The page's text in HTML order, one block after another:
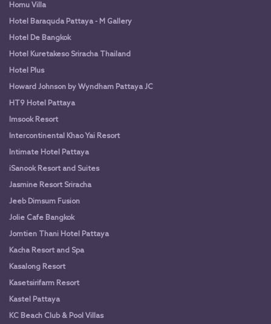
Homu Villa
Hotel Baraquda Pattaya - M Gallery
Hotel De Bangkok
Hotel Kuretakeso Sriracha Thailand
Hotel Plus
Howard Johnson by Wyndham Pattaya JC
HT9 Hotel Pattaya
Imsook Resort
Intercontinental Khao Yai Resort
Intimate Hotel Pattaya
iSanook Resort and Suites
Jasmine Resort Sriracha
Jeeb Dimsum Fusion
Jolie Cafe Bangkok
Jomtien Thani Hotel Pattaya
Kacha Resort and Spa
Kasalong Resort
Kasetsirifarm Resort
Kastel Pattaya
KC Beach Club & Pool Villas